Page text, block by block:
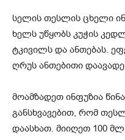
სელის თესლის ცხელი
ხელს უწყობს კუჭის
ტკივილს და ანთებას.
ღრუს ანთებითი
მოამზადეთ ინფუზია
განსხვავებით, რომ
დაასხათ. მიიღეთ 100